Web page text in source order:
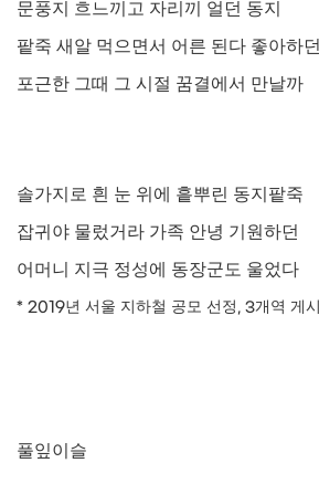
문풍지 흐느끼고 자리끼 얼던 동지
팥죽 새알 먹으면서 어른 된다 좋아하던
포근한 그때 그 시절 꿈결에서 만날까
솔가지로 흰 눈 위에 흩뿌린 동지팥죽
잡귀야 물렀거라 가족 안녕 기원하던
어머니 지극 정성에 동장군도 울었다
* 2019년 서울 지하철 공모 선정 , 3개역 게시
풀잎이슬